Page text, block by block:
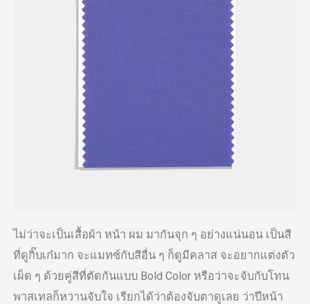
ไม่ว่าจะเป็นเสื้อผ้า หน้า ผม มากันจุก ๆ อย่างแน่นอน เป็นสี
ที่ดูกิ๊บเก๋มาก จะแมทซ์กับสีอื่น ๆ ก็ดูมีคลาส จะอยากแต่งตัว
เผ็ด ๆ ด้วยคู่สีที่ตัดกันแบบ Bold Color หรือว่าจะจับกับโทน
พาสเทลก็หวานจับใจ เรียกได้ว่าต้องจับตาดูเลย ว่าปีหน้า